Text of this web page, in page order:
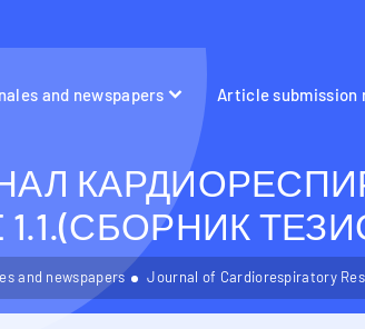
and newspapers Article submission
1.1.(СБОРНИК
and newspapers Journal of Cardiorespiratory